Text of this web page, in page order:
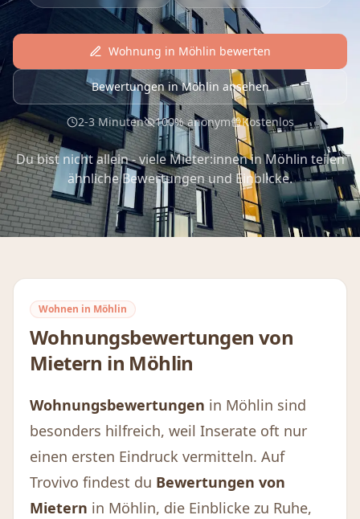
Wohnung in Möhlin bewerten
Bewertungen inMöhlin ansehen
2-3 Minuten 100% anonym Kostenlos
Du bist nicht allein - viele Mieter:innen inMöhlin teilen
ähnliche Bewertungen und Einblicke.
Wohnen in Möhlin
Wohnungsbewertungen von
Mietern in Möhlin
Wohnungsbewertungen in Möhlin sind
besonders hilfreich, weil Inserate oft nur
einen ersten Eindruck vermitteln. Auf
Trovivo findest du Bewertungen von
Mietern in Möhlin, die Einblicke zu Ruhe,